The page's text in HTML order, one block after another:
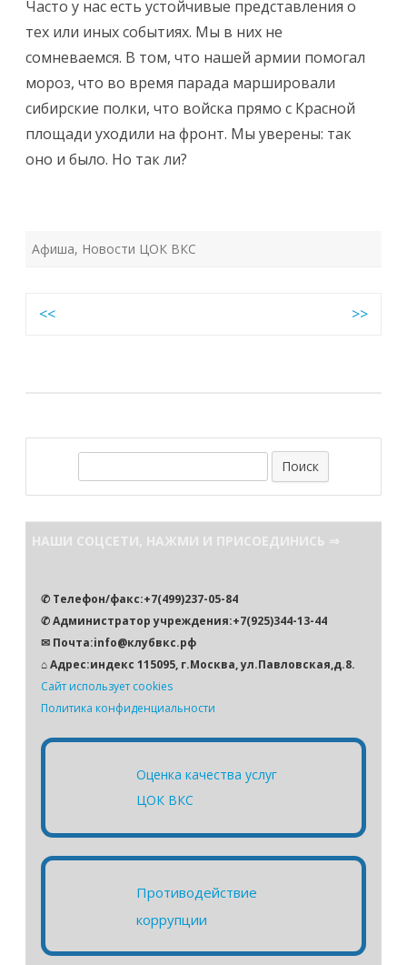
Часто у нас есть устойчивые представления о
тех или иных событиях. Мы в них не
сомневаемся. В том, что нашей армии помогал
мороз, что во время парада маршировали
сибирские полки, что войска прямо с Красной
площади уходили на фронт. Мы уверены: так
оно и было. Но так ли?
Афиша, Новости ЦОК ВКС
Навигация
<< >>
НАШИ СОЦСЕТИ, НАЖМИ И ПРИСОЕДИНИСЬ ⇒
✆ Телефон/факс:+7(499)237-05-84
✆ Администратор учреждения:+7(925)344-13-44
✉ Почта:info@клубвкс.рф
⌂ Адрес:индекс 115095, г.Москва, ул.Павловская,д.8.
Сайт использует cookies
Политика конфиденциальности
Оценка качества услуг
ЦОК ВКС
Противодействие
коррупции